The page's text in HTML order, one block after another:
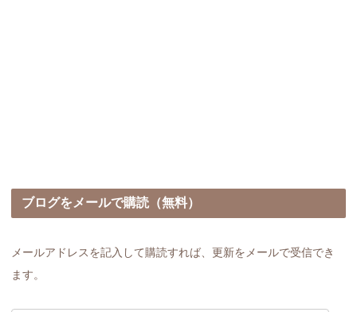
ブログをメールで購読（無料）
メールアドレスを記入して購読すれば、更新をメールで受信でき
ます。